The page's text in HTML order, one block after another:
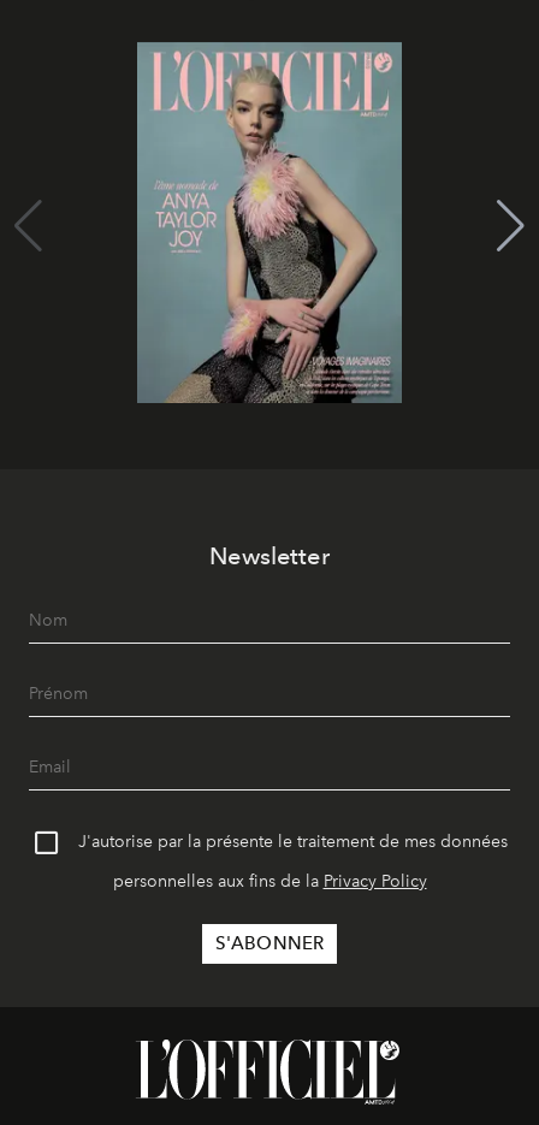
Newsletter
J'autorise par la présente le traitement de mes données
personnelles aux fins de la Privacy Policy